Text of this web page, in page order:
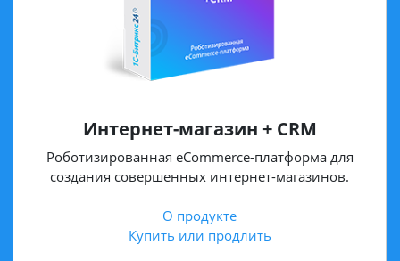
Интернет-магазин + CRM
Роботизированная eCommerce-платформа для
создания совершенных интернет-магазинов.
О продукте
Купить или продлить